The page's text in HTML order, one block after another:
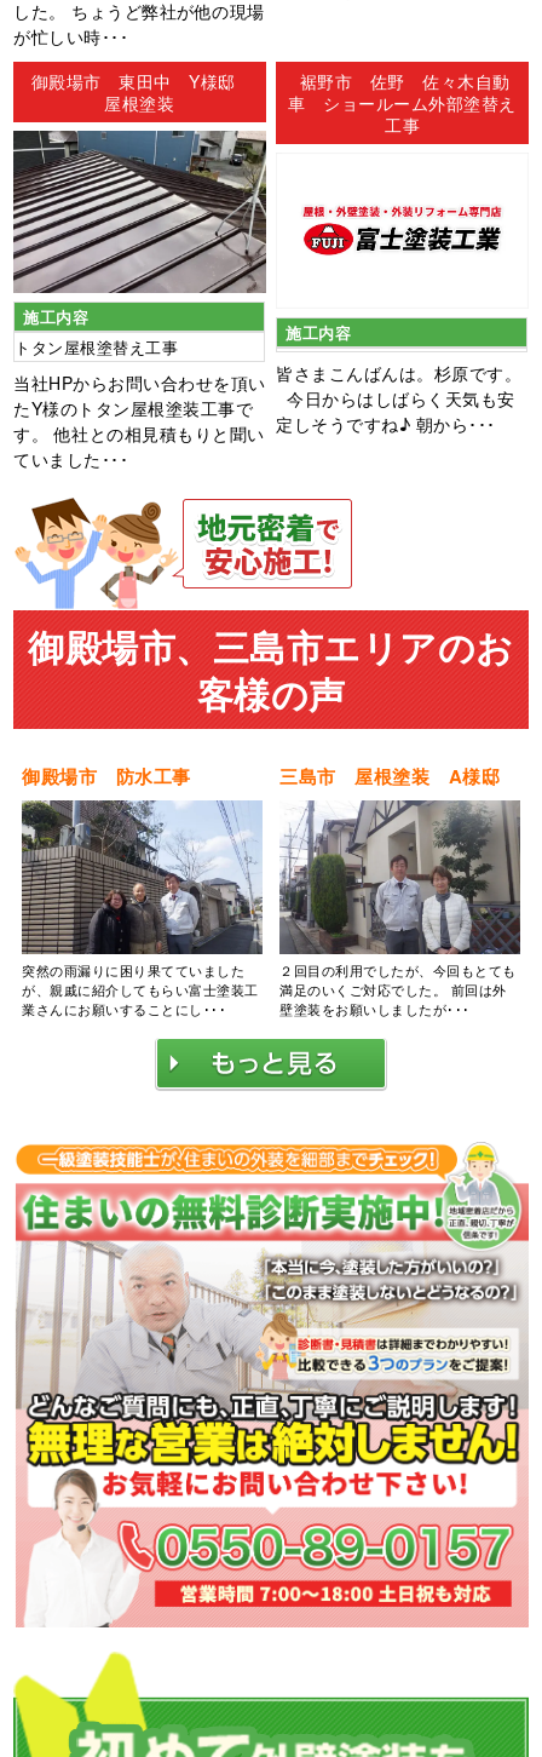
した。 ちょうど弊社が他の現場
が忙しい時･･･
御殿場市 東田中 Y様邸
屋根塗装
施工内容
トタン屋根塗替え工事
当社HPからお問い合わせを頂い
たY様のトタン屋根塗装工事で
す。 他社との相見積もりと聞い
ていました･･･
裾野市 佐野 佐々木自動
車 ショールーム外部塗替え
工事
施工内容
皆さまこんばんは。杉原です。
今日からはしばらく天気も安
定しそうですね♪ 朝から･･･
御殿場市、三島市エリアのお
客様の声
御殿場市 防水工事
突然の雨漏りに困り果てていました
が、親戚に紹介してもらい富士塗装工
業さんにお願いすることにし･･･
三島市 屋根塗装 A様邸
２回目の利用でしたが、今回もとても
満足のいくご対応でした。 前回は外
壁塗装をお願いしましたが･･･